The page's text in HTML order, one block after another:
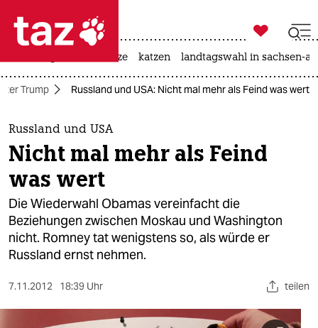
 taz zahl ich
taz zahl ich
themen
politik
öko
gesellschaft
kultur
sport

taz zahl ich
hitze katzen landtagswahl in sachsen-
Trump Russland und USA: Nicht mal mehr als Feind was wert
Russland und USA
Nicht mal mehr als Feind
was wert
Die Wiederwahl Obamas vereinfacht die
Beziehungen zwischen Moskau und Washington
nicht. Romney tat wenigstens so, als würde er
Russland ernst nehmen.
7.11.2012 18:39 Uhr teilen